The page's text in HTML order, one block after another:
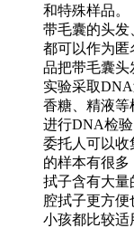
和特殊样品。
带毛囊的头发
都可以作为
品把带毛囊头
实验采取
香糖、精液等
进行DNA检验
委托人可以收
的样本有很
拭子含有大量
腔拭子更方
小孩都比较适